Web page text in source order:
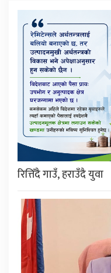
रित्तिँदै गाउँ, हराउँदै युवा